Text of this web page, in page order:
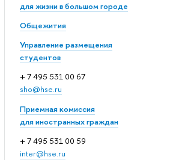
для жизни в большом городе
Общежития
Управление размещения
студентов
+ 7 495 531 00 67
sho@hse.ru
Приемная комиссия
для иностранных граждан
+ 7 495 531 00 59
inter@hse.ru